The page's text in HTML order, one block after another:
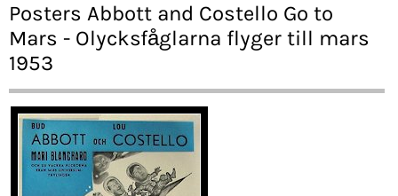
Posters Abbott and Costello Go to
Mars - Olycksfåglarna flyger till mars
1953